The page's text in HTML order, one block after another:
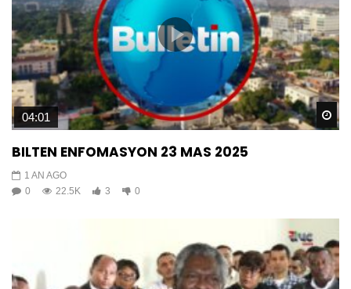
04:01
BILTEN ENFOMASYON 23 MAS 2025
1 AN AGO
0
22.5K 3 0